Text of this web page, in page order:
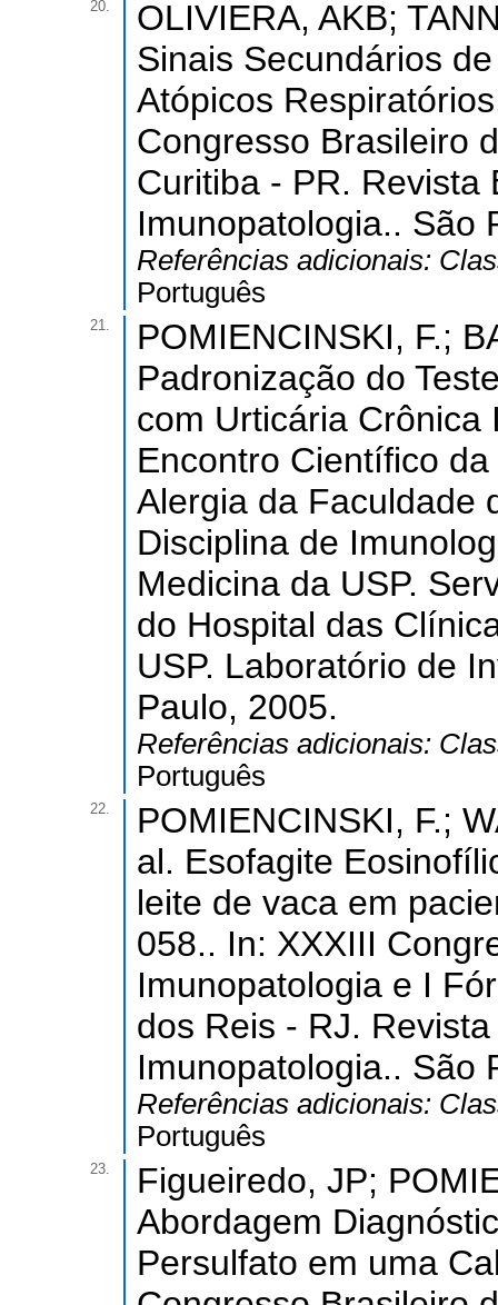
20.
OLIVIERA, AKB;
Sinais Secundários
Atópicos
Congresso Brasileiro
Curitiba - PR. Revista
Imunopatologia.. São
Referências adicionais:
Português
21.
POMIENCINSKI, F.;
Padronização do
com Urticária Crônica
Encontro Científico
Alergia da Faculdade
Disciplina de
Medicina da USP.
do Hospital das
USP. Laboratório de
Paulo, 2005.
Referências adicionais:
Português
22.
POMIENCINSKI, F.;
al. Esofagite
leite de vaca em
058.. In: XXXIII
Imunopatologia e I
dos Reis - RJ.
Imunopatologia.. São
Referências adicionais:
Português
23.
Figueiredo, JP;
Abordagem
Persulfato em uma